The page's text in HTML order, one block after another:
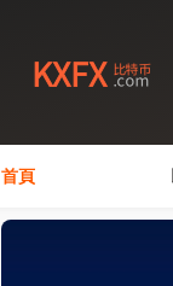
首頁